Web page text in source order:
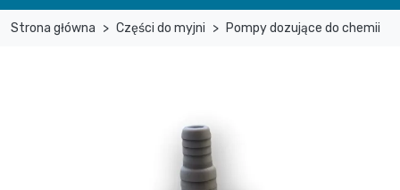
Strona główna Części do myjni Pompy dozujące do chemii